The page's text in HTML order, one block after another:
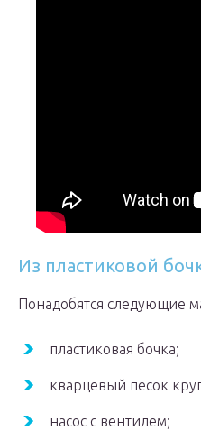
Из пластиковой
Понадобятся следующие
пластиковая бочка;
кварцевый песок
насос с вентилем;